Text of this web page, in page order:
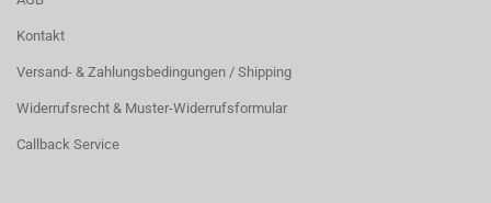
Kontakt
Versand- & Zahlungsbedingungen / Shipping
Widerrufsrecht & Muster-Widerrufsformular
Callback Service